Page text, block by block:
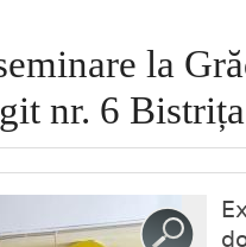
la
nr. 6 Bistrița